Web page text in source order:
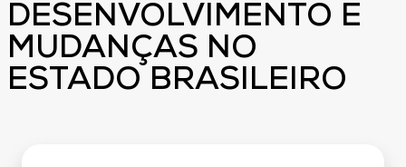
DESENVOLVIMENTO E
MUDANÇAS NO
ESTADO BRASILEIRO